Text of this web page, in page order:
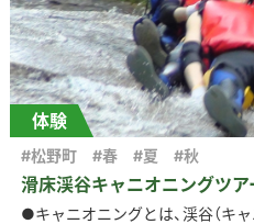
体験
滑床渓谷キャニオニングツア
#松野町 #春 #夏 #秋
●キャニオニングとは、渓谷（キ